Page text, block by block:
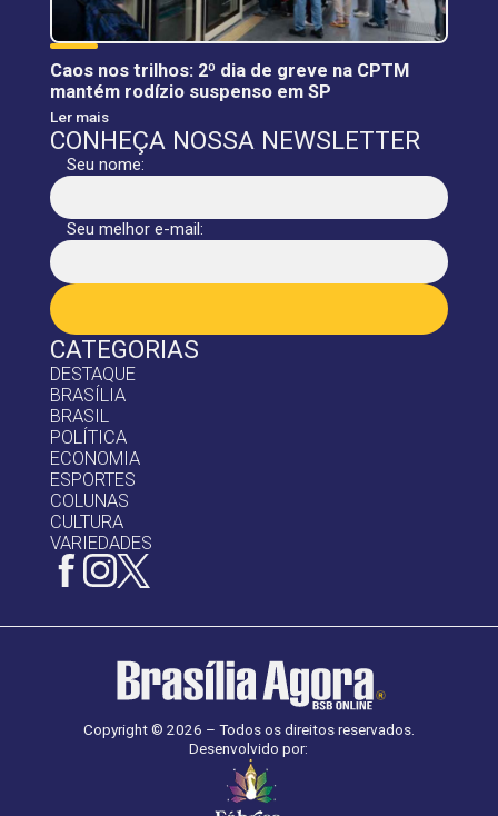
CATEGORIAS
DESTAQUE
BRASÍLIA
BRASIL
POLÍTICA
ECONOMIA
ESPORTES
COLUNAS
CULTURA
VARIEDADES
Caos nos trilhos: 2º dia de greve na CPTM
mantém rodízio suspenso em SP
Ler mais
CONHEÇA NOSSA NEWSLETTER
Seu nome:
Seu melhor e-mail:
Copyright © 2026 – Todos os direitos reservados.
Desenvolvido por: